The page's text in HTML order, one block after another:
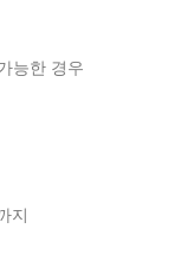
능한 경우
지